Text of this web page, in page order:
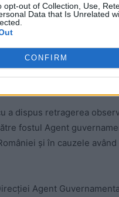
opt-out of Collection, Use,
Data that Is Unrelated
CONFIRM
favorabil cauzei
Curtea Europeană și
a dispus retragerea
fostul Agent
şi în cauzele
Agent